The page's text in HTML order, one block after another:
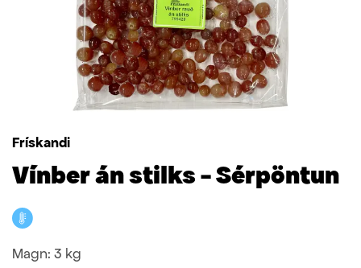
Frískandi
Vínber án stilks - Sérpöntun
Magn: 3 kg